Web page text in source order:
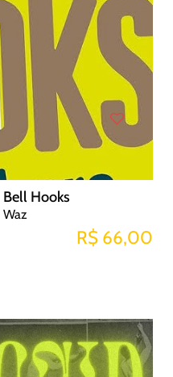
Hooks
Waz
R$ 66,00